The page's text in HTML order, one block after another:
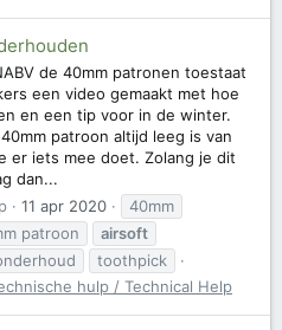
de 40mm patronen toestaat
een video gemaakt met hoe
en een tip voor in de winter.
patroon altijd leeg is van
er iets mee doet. Zolang je dit
dan...
11 apr 2020
40mm
patroon
airsoft
toothpick
hulp / Technical Help